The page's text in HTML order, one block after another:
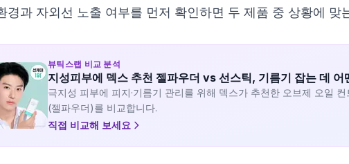
경과 자외선 노출 여부를 먼저 확인하면 두 제품 중 상황에 맞
뷰틱스랩 비교 분석
지성피부에 덱스 추천 젤파우더 vs 선스틱, 기름기 잡는 데 어
극지성 피부에 피지·기름기 관리를 위해 덱스가 추천한 오브제 오일
(젤파우더)를 비교합니다.
직접 비교해 보세요